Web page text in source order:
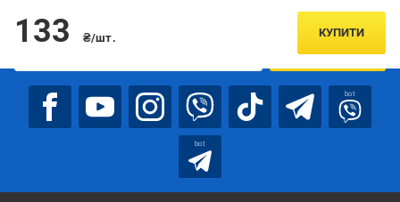
133 ₴/шт. КУПИТИ
Підписуйтесь, щоб дізнаватись першим про акції та пропозиції
ПІДПИСАТИСЯ
bot
bot